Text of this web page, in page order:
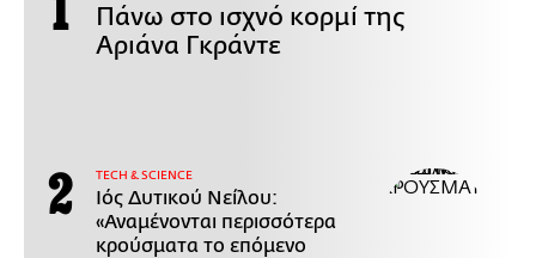
Πάνω στο ισχνό κορμί της
Αριάνα Γκράντε
ΤECH & SCIENCE
Ιός Δυτικού Νείλου:
«Αναμένονται περισσότερα
κρούσματα το επόμενο